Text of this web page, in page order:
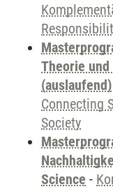
Theorie
(auslaufend)
Connecting
Society
Science -